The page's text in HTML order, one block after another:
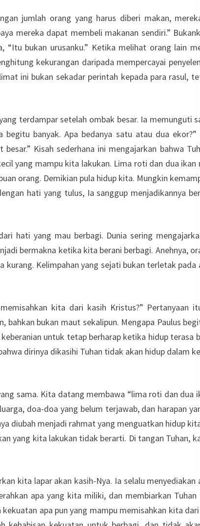
jumlah orang yang harus diberi makan,
mereka dapat membeli makanan sendiri.”
bukan urusanku.” Ketika melihat orang lain
kekurangan daripada mempercayai
ini bukan sekadar perintah kepada para rasul,
terdampar setelah ombak besar. Ia memunguti
banyak. Apa bedanya satu atau dua
Kisah sederhana ini mengajarkan bahwa
yang mampu kita lakukan. Lima roti dan dua ikan
orang. Demikian pula hidup kita. Mungkin
hati yang tulus, Ia sanggup menjadikannya
hati yang mau berbagi. Dunia sering
bermakna ketika kita berani berbagi. Anehnya,
Kelimpahan yang sejati bukan terletak pada
kita dari kasih Kristus?” Pertanyaan
bahkan bukan maut sekalipun. Mengapa Paulus
untuk tetap berharap ketika hidup terasa
dirinya dikasihi Tuhan tidak akan hidup dalam
sama. Kita datang membawa “lima roti dan dua
doa-doa yang belum terjawab, dan harapan
diubah menjadi rahmat yang menguatkan hidup
yang kita lakukan tidak berarti. Di tangan Tuhan,
kita lapar akan kasih-Nya. Ia selalu menyediakan
apa yang kita miliki, dan membiarkan Tuhan
apa pun yang mampu memisahkan kita dari